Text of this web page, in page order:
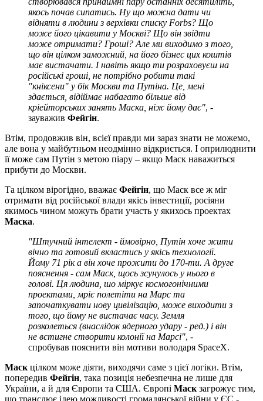
якось почав сипатись. Ну що можна дати чи
відняти в людини з верхівки списку Forbs? Що
може його цікавити у Москві? Що він звідти
може отримати? Гроші? Але ми виходимо з того,
що він цілком заможний, на його бізнес цих коштів
має вистачати. І навіть якщо ти розраховуєш на
російські гроші, не потрібно робити такі
"кніксени" у бік Москви та Путіна. Це, мені
здається, відіймає набагато більше від
кріейторських занять Маска, ніж йому дає", -
зауважив Фейгін.
Втім, продовжив він, всієї правди ми зараз знати не можемо,
але вона у майбутньом неодмінно відкриється. І оприлюднити
її може сам Путін з метою піару – якщо Маск наважиться
прибути до Москви.
Та цілком вірогідно, вважає Фейгін, що Маск все ж міг
отримати від російської влади якісь інвестиції, росіяни
якимось чином можуть брати участь у якихось проектах
Маска.
"Штучний інтелект - ймовірно, Путін хоче жити
вічно та готовий вкластись у якісь технології.
Йому 71 рік а він хоче прожити до 170-ти. А друге
пояснення - сам Маск, щось зсунулось у нього в
голові. Ця людина, шо міркує космогонічними
проектами, мріє полетіти на Марс та
започаткувати нову цивілізацію, може виходити з
того, що йому не вистачає часу. Земля
розколеться (внаслідок ядерного удару - ред.) і він
не встигне створити колонії на Марсі", -
спробував пояснити він мотиви володаря SpaceX.
Маск цілком може діяти, виходячи саме з цієї логіки. Втім,
попередив Фейгін, така позиція небезпечна не лише для
України, а й для Європи та США. Європі Маск загрожує тим,
що транслює ідею можливості громадянської війни у ЄС -